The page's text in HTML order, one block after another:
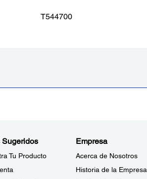
T544700
Sugeridos
Tu Producto
Empresa
Acerca de Nosotros
Historia de la Empresa